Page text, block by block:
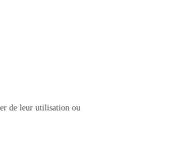
de leur utilisation ou